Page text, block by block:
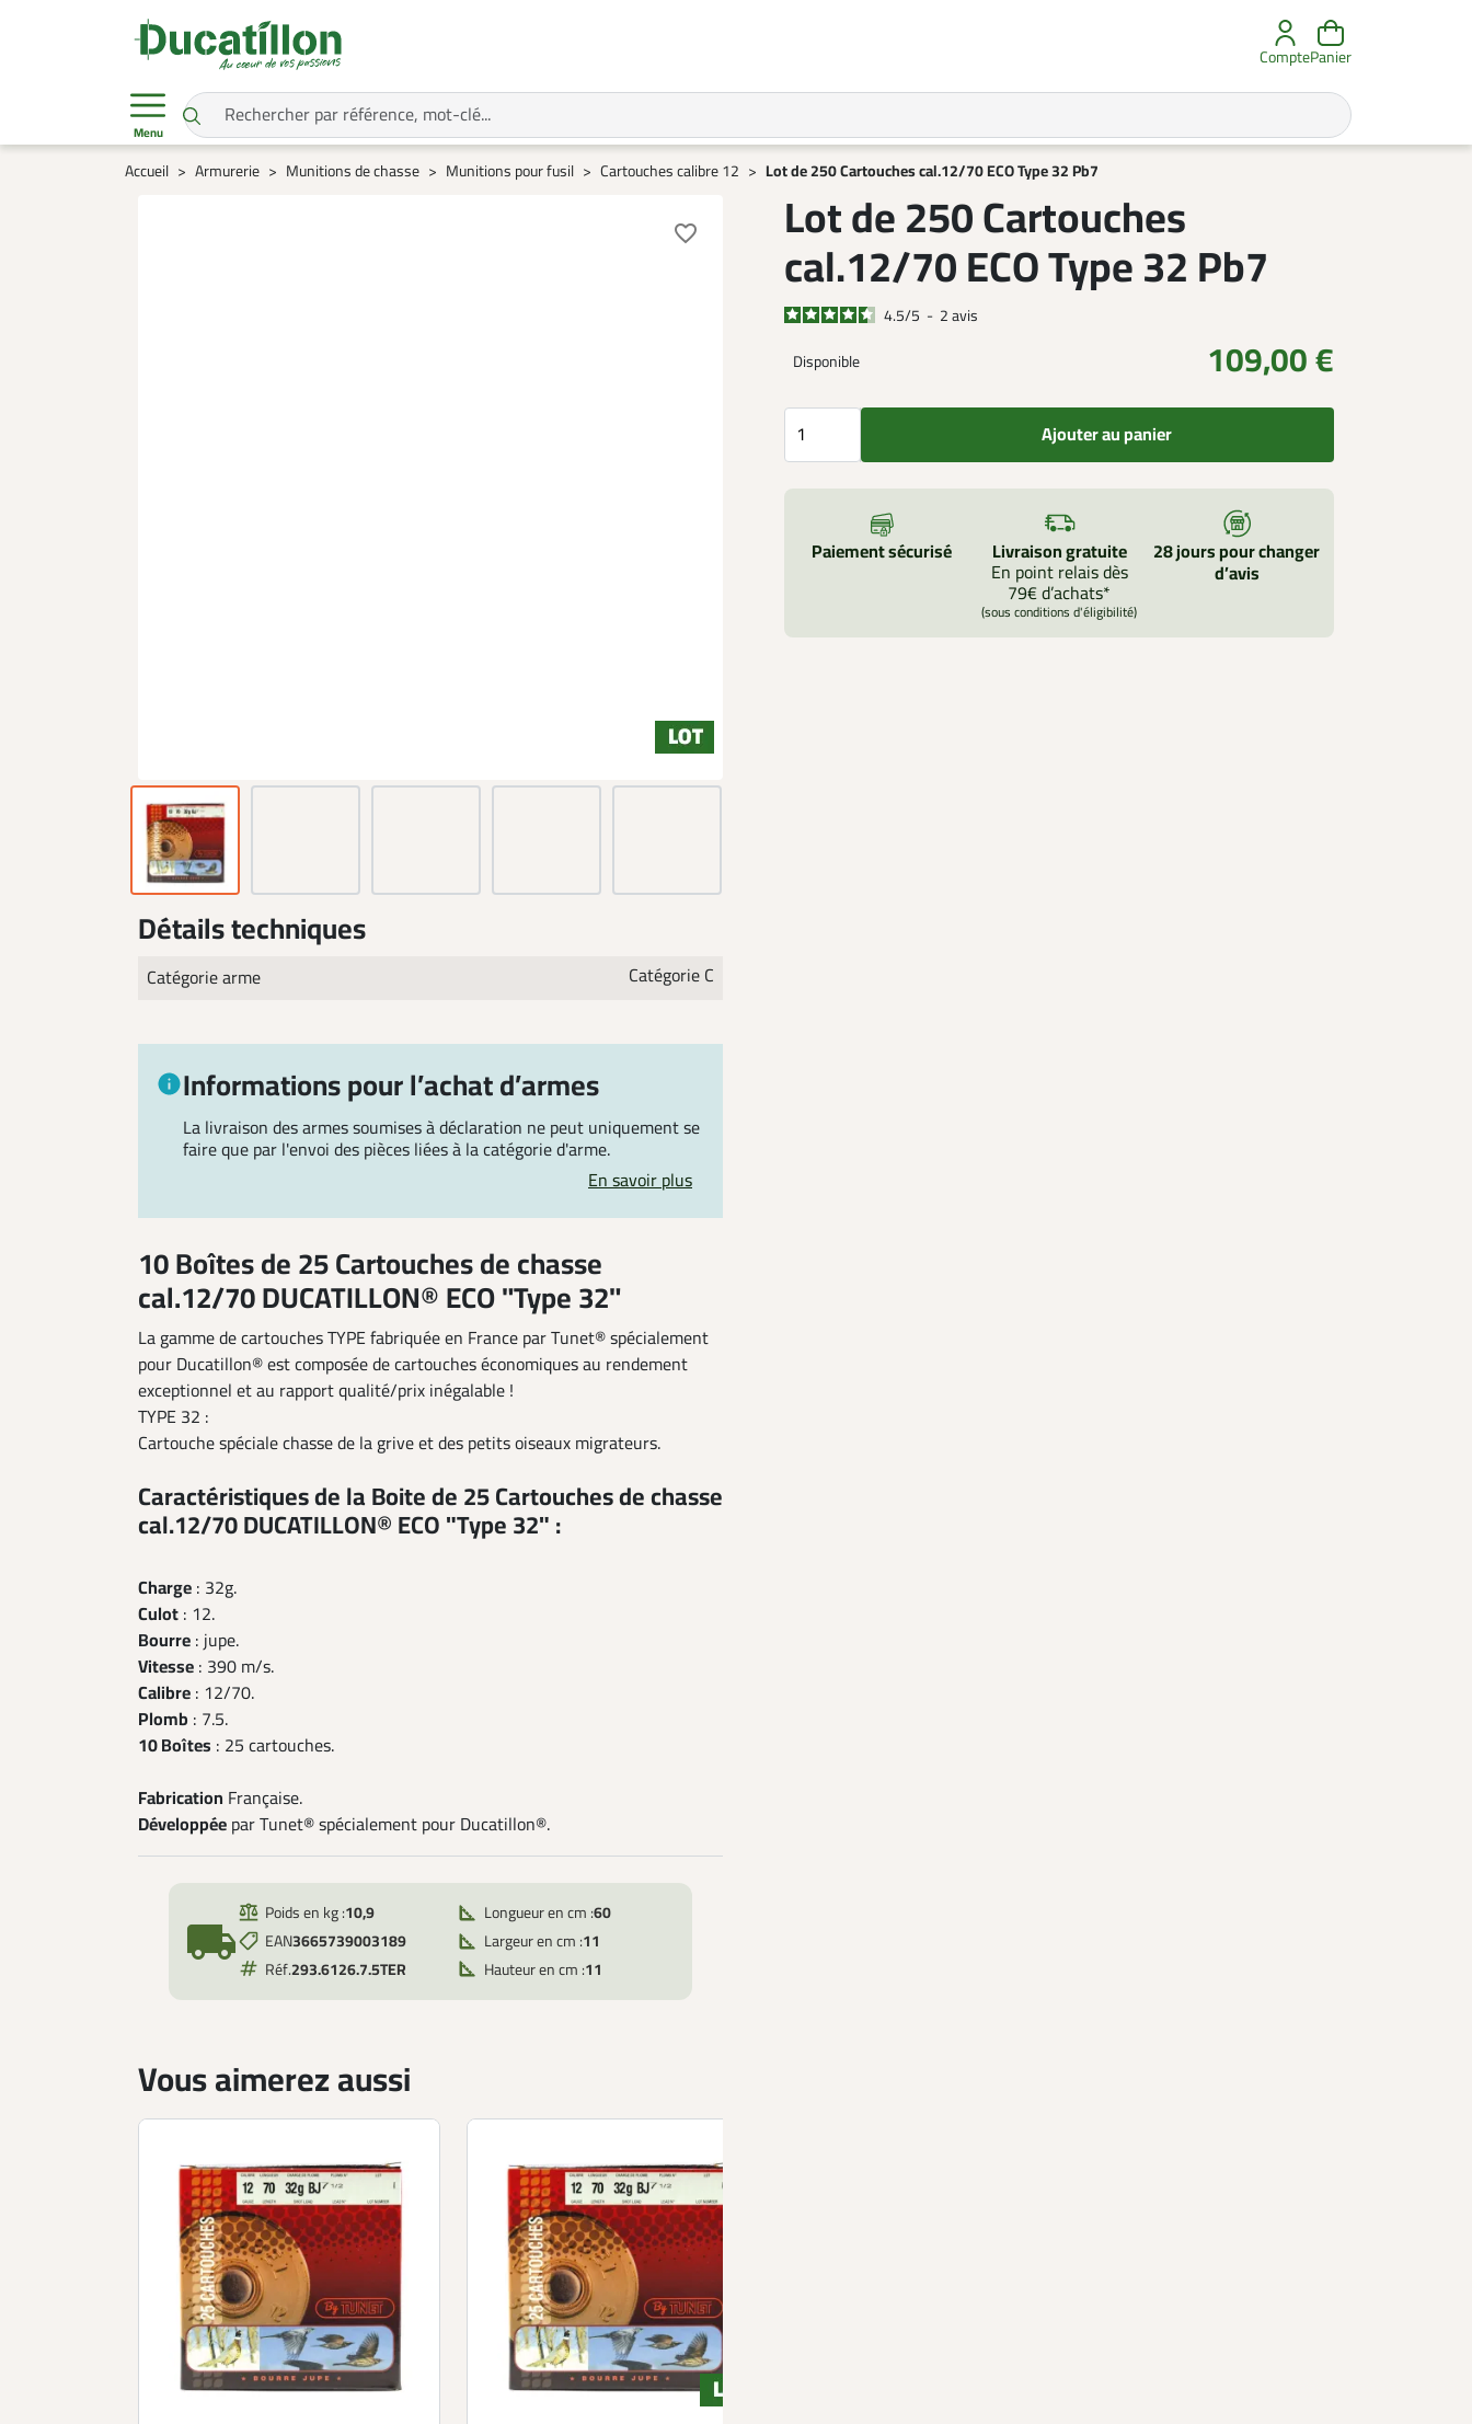
ComptePanier
Menu
Accueil Armurerie Munitions de chasse Munitions pour fusil Cartouches calibre 12 Lot de 250 Cartouches cal.12/70 ECO Type 32 Pb7
favorite_border Lot de 250 Cartouches
cal.12/70 ECO Type 32 Pb7
4.5/5 - 2avis
Disponible
109,00 €
Ajouter au panier
Paiement sécurisé Livraison gratuite
En point relais dès
79€ d’achats*
(sous conditions d'éligibilité)
28 jours pour changer
d’avis
Détails techniques
Catégorie arme Catégorie C
Informations pour l’achat d’armes
La livraison des armes soumises à déclaration ne peut uniquement se
faire que par l'envoi des pièces liées à la catégorie d'arme.
En savoir plus
10 Boîtes de 25 Cartouches de chasse
cal.12/70 DUCATILLON® ECO "Type 32"
La gamme de cartouches TYPE fabriquée en France par Tunet® spécialement
pour Ducatillon® est composée de cartouches économiques au rendement
exceptionnel et au rapport qualité/prix inégalable !
TYPE 32 :
Cartouche spéciale chasse de la grive et des petits oiseaux migrateurs.
Caractéristiques de la Boite de 25 Cartouches de chasse
cal.12/70 DUCATILLON® ECO "Type 32" :
Charge : 32g.
Culot : 12.
Bourre : jupe.
Vitesse : 390 m/s.
Calibre : 12/70.
Plomb : 7.5.
10 Boîtes : 25 cartouches.
Fabrication Française.
Développée par Tunet® spécialement pour Ducatillon®.
local_shipping
Poids en kg :10,9
EAN3665739003189
Réf.293.6126.7.5TER
Longueur en cm :60
Largeur en cm :11
Hauteur en cm :11
Vous aimerez aussi